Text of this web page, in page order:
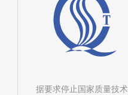
据要求停止国家质量技